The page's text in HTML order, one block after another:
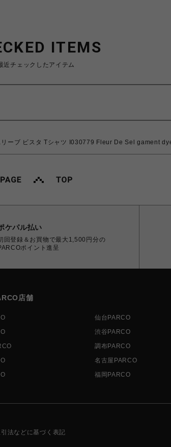
ITEMS
近チェックしたアイテム
ーブ ビスタ Tシャツ I030779 Fleur De Sel gament
ケパル払い
回登録＆お買物で最大1,500円分の
ポイント進呈
店舗
仙台PARCO
渋谷PARCO
調布PARCO
名古屋PARCO
福岡PARCO
法などに基づく表記